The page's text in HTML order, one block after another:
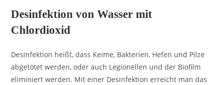
Desinfektion von Wasser mit
Chlordioxid
Desinfektion heißt, dass Keime, Bakterien, Hefen und Pilze
abgetötet werden, oder auch Legionellen und der Biofilm
eliminiert werden. Mit einer Desinfektion erreicht man das